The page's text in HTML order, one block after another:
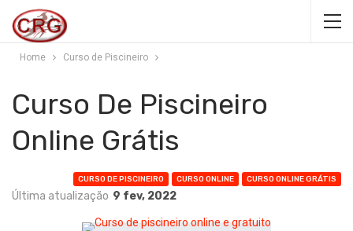
Home Curso de Piscineiro
Curso De Piscineiro
Online Grátis
CURSO DE PISCINEIRO CURSO ONLINE CURSO ONLINE GRÁTIS
Última atualização 9 fev, 2022